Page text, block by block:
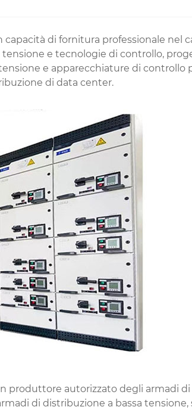
di fornitura professionale nel
e tecnologie di controllo,
e apparecchiature di controllo
di data center.
produttore autorizzato degli armadi
di distribuzione a bassa